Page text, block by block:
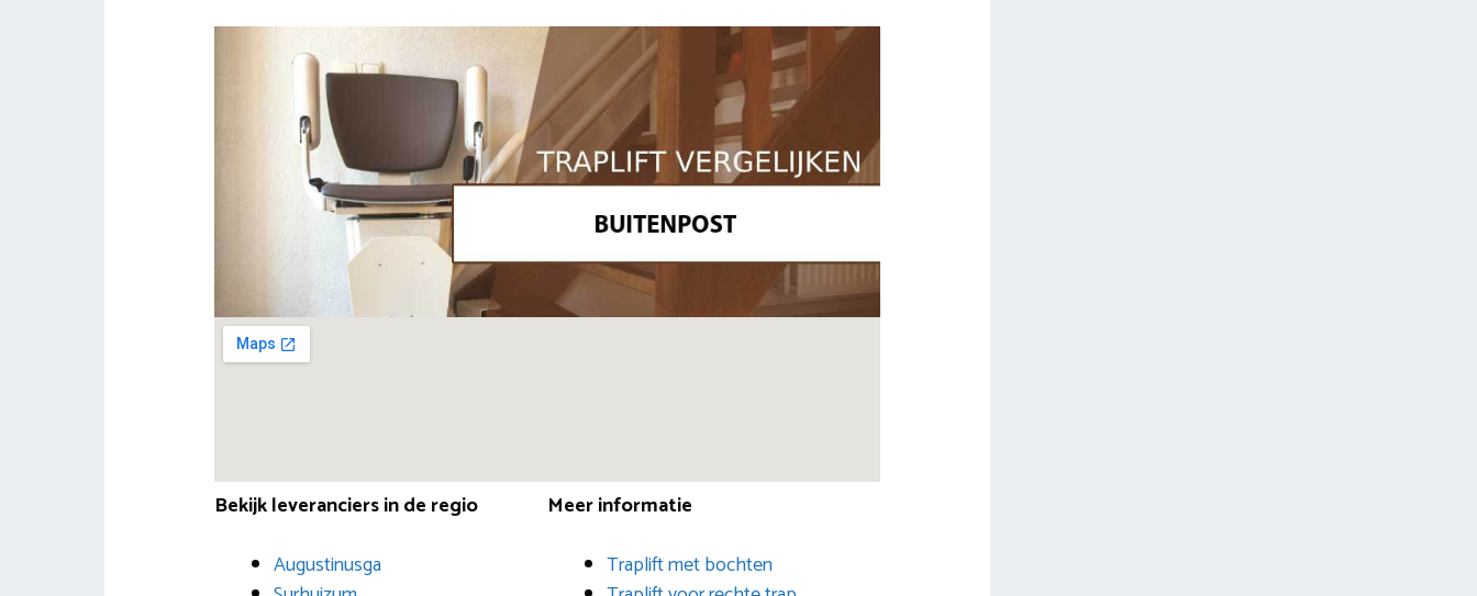
Bekijk leveranciers in de regio
Augustinusga
Meer informatie
Traplift met bochten